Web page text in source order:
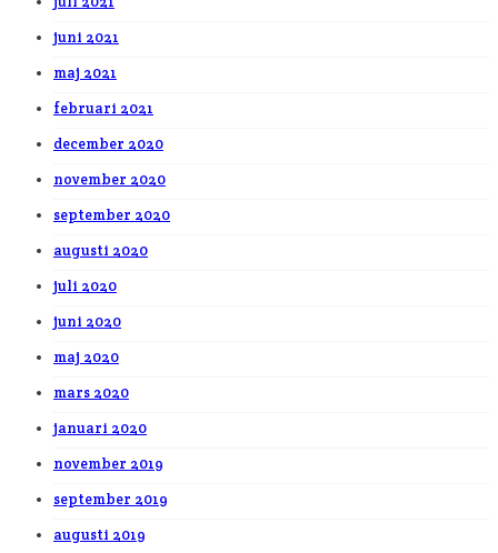
juni 2021
maj 2021
februari 2021
december 2020
november 2020
september 2020
augusti 2020
juli 2020
juni 2020
maj 2020
mars 2020
januari 2020
november 2019
september 2019
augusti 2019